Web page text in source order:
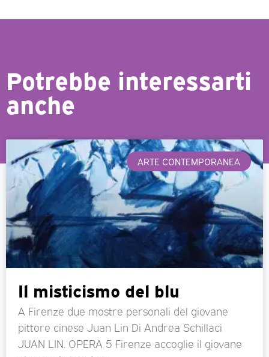
Potrebbe interessarti
anche
ARTE CONTEMPORANEA
Il misticismo del blu
A Firenze due mostre personali del giovane
pittore cinese Juan Lin Di Andrea Schillaci
JUAN LIN. OPERA 5 Firenze accoglie il giovane